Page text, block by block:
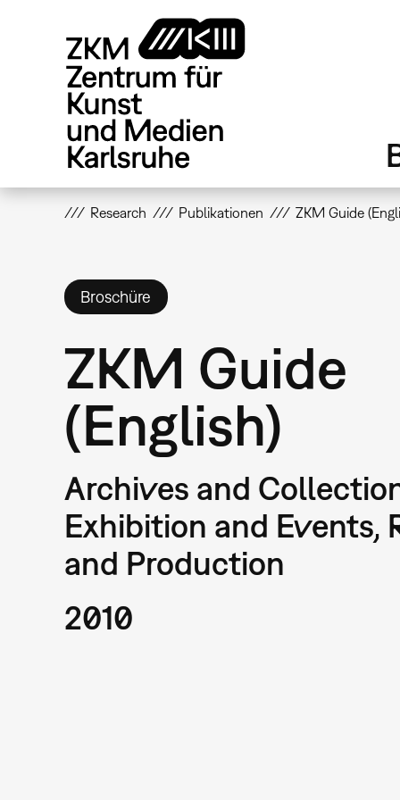
Research Publikationen ZKM Guide
Broschüre
ZKM Guide
(English)
Archives and
Exhibition and Events,
and Production
2010